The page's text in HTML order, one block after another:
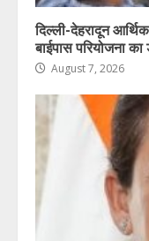
दिल्ली-देहरादून
बाईपास परियोजना
August 7, 2026